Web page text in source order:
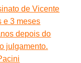
de Vicente
e 3 meses
depois do
julgamento.